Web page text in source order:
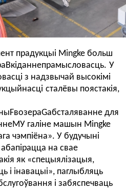
прадукцыі Mingke больш
Bкіданнепрамысловасць. У
з надзвычай высокімі
сталёвы поястакія,
FвозераGабсталяванне для
MУ галіне машын Mingke
чэмпіёна». У будучыні
на свае
як «спецыялізацыя,
і інавацыі», паглыбляць
і забяспечваць